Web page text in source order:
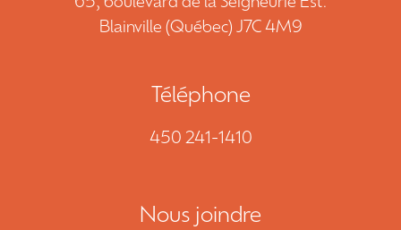
NOUS JOINDRE
Blainville (Québec) J7C 4M9
Téléphone
450 241-1410
Nous joindre